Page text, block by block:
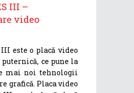
III –
video
III este o placă video
ce pune la
mai noi tehnologii
grafică. Placa video